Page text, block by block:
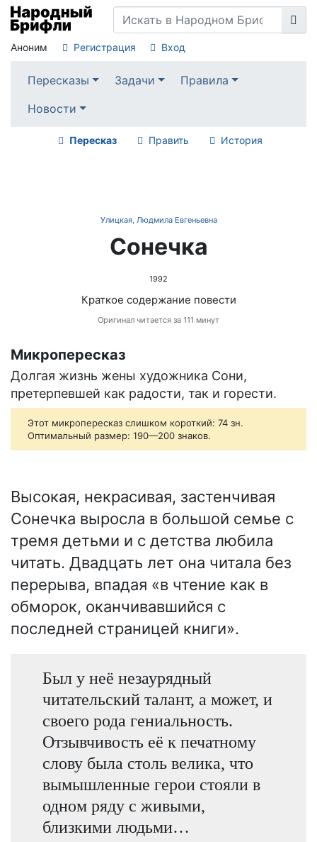
Аноним Регистрация Вход
Пересказы Задачи
Правила
Новости
Пересказ Править История
Улицкая, Людмила Евгеньевна
Сонечка
1992
Краткое содержание повести
Оригинал читается за 111 минут
Микропересказ
Долгая жизнь жены художника Сони,
претерпевшей как радости, так и горести.
Этот микропересказ слишком короткий: 74 зн.
Оптимальный размер: 190—200 знаков.
Высокая, некрасивая, застенчивая
Сонечка выросла в большой семье с
тремя детьми и с детства любила
читать. Двадцать лет она читала без
перерыва, впадая «в чтение как в
обморок, оканчивавшийся с
последней страницей книги».
Был у неё незаурядный
читательский талант, а может, и
своего рода гениальность.
Отзывчивость её к печатному
слову была столь велика, что
вымышленные герои стояли в
одном ряду с живыми,
близкими людьми…